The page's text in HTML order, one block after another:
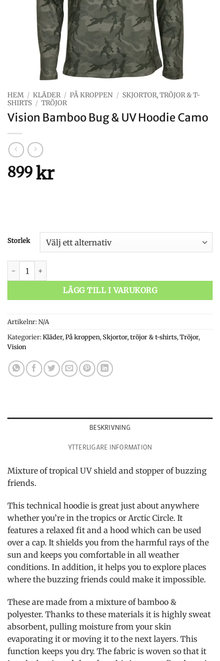
HEM / KLÄDER / PÅ KROPPEN / SKJORTOR, TRÖJOR & T-
SHIRTS / TRÖJOR
Vision Bamboo Bug & UV Hoodie Camo
899kr
Storlek
LÄGG TILL I VARUKORG
Artikelnr:N/A
Kategorier:Kläder,På kroppen,Skjortor, tröjor & t-shirts,Tröjor,
Vision
BESKRIVNING
YTTERLIGARE INFORMATION
Mixture of tropical UV shield and stopper of buzzing
friends.
This technical hoodie is great just about anywhere
whether you’re in the tropics or Arctic Circle. It
features a relaxed fit and a hood which can be used
over a cap. It shields you from the harmful rays of the
sun and keeps you comfortable in all weather
conditions. In addition, it helps you to explore places
where the buzzing friends could make it impossible.
These are made from a mixture of bamboo &
polyester. Thanks to these materials it is highly sweat
absorbent, pulling moisture from your skin
evaporating it or moving it to the next layers. This
function keeps you dry. The fabric is woven so that it